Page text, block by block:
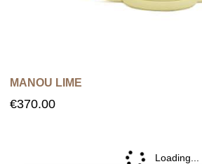
MANOU LIME
€370.00